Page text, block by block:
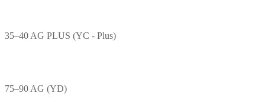
35–40 AG PLUS (YC - Plus)
75–90 AG (YD)